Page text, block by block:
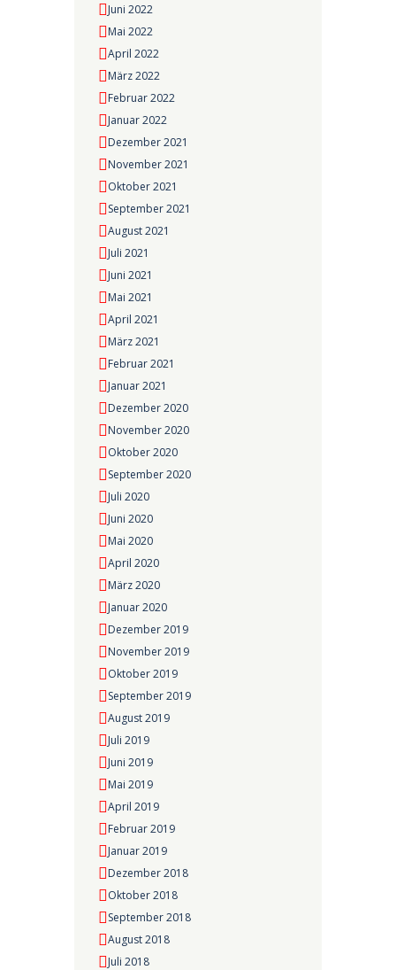
Juni 2022
Mai 2022
April 2022
März 2022
Februar 2022
Januar 2022
Dezember 2021
November 2021
Oktober 2021
September 2021
August 2021
Juli 2021
Juni 2021
Mai 2021
April 2021
März 2021
Februar 2021
Januar 2021
Dezember 2020
November 2020
Oktober 2020
September 2020
Juli 2020
Juni 2020
Mai 2020
April 2020
März 2020
Januar 2020
Dezember 2019
November 2019
Oktober 2019
September 2019
August 2019
Juli 2019
Juni 2019
Mai 2019
April 2019
Februar 2019
Januar 2019
Dezember 2018
Oktober 2018
September 2018
August 2018
Juli 2018